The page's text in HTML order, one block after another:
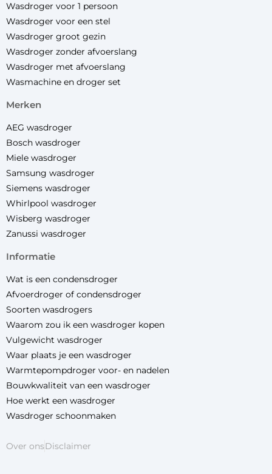
Wasdroger voor 1 persoon
Wasdroger voor een stel
Wasdroger groot gezin
Wasdroger zonder afvoerslang
Wasdroger met afvoerslang
Wasmachine en droger set
merken
AEG wasdroger
Bosch wasdroger
Miele wasdroger
Samsung wasdroger
Siemens wasdroger
Whirlpool wasdroger
Wisberg wasdroger
Zanussi wasdroger
informatie
Wat is een condensdroger
Afvoerdroger of condensdroger
Soorten wasdrogers
Waarom zou ik een wasdroger kopen
Vulgewicht wasdroger
Waar plaats je een wasdroger
Warmtepompdroger voor- en nadelen
Bouwkwaliteit van een wasdroger
Hoe werkt een wasdroger
Wasdroger schoonmaken
Over onsDisclaimer